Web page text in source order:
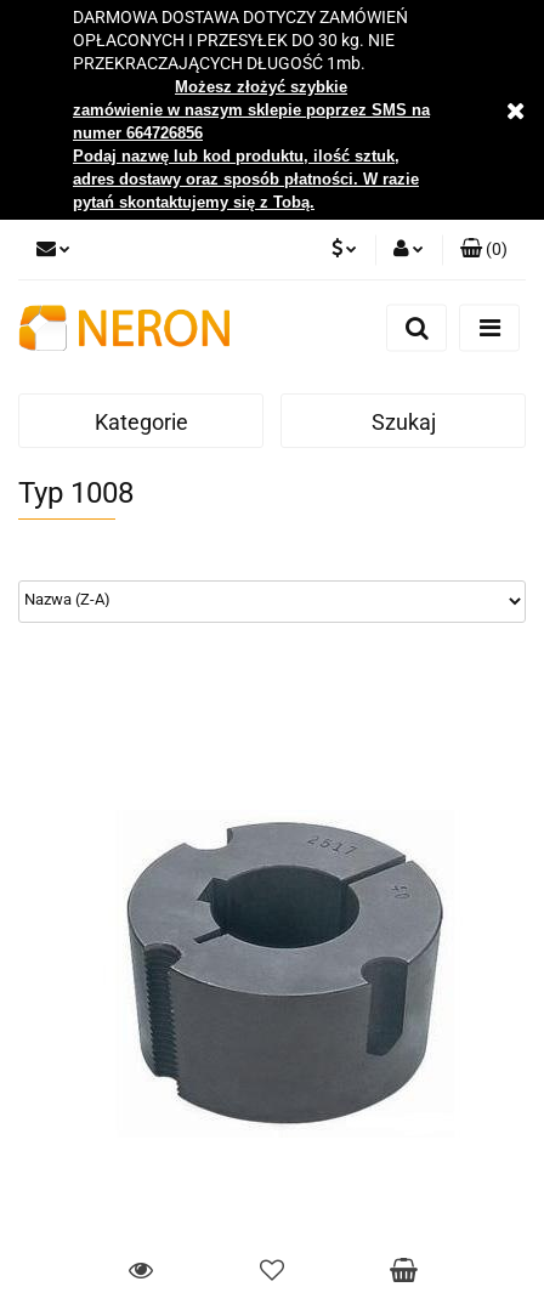
DARMOWA DOSTAWA DOTYCZY ZAMÓWIEŃ
OPŁACONYCH I PRZESYŁEK DO 30 kg. NIE
PRZEKRACZAJĄCYCH DŁUGOŚĆ 1mb.
Możesz złożyć szybkie
zamówienie w naszym sklepie poprzez SMS na
numer 664726856
Podaj nazwę lub kod produktu, ilość sztuk,
adres dostawy oraz sposób płatności. W razie
pytań skontaktujemy się z Tobą.
Zaloguj się
Zgody cookies
(0)
Kategorie Szukaj
Typ 1008